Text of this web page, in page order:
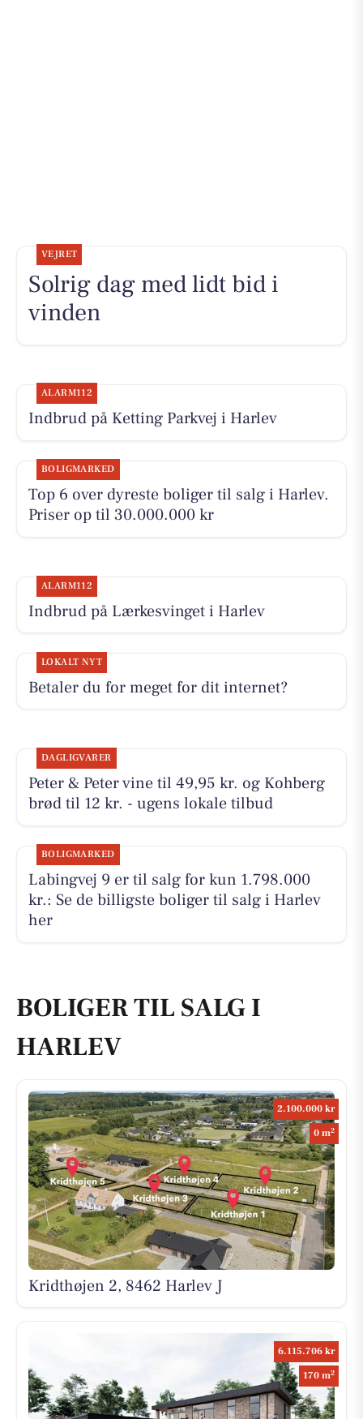
VEJRET
Solrig dag med lidt bid i
vinden
ALARM112
Indbrud på Ketting Parkvej i Harlev
BOLIGMARKED
Top 6 over dyreste boliger til salg i Harlev.
Priser op til 30.000.000 kr
ALARM112
Indbrud på Lærkesvinget i Harlev
LOKALT NYT
Betaler du for meget for dit internet?
DAGLIGVARER
Peter & Peter vine til 49,95 kr. og Kohberg
brød til 12 kr. - ugens lokale tilbud
BOLIGMARKED
Labingvej 9 er til salg for kun 1.798.000
kr.: Se de billigste boliger til salg i Harlev
her
BOLIGER TIL SALG I
HARLEV
2.100.000 kr
0 m2
Kridthøjen 2, 8462 Harlev J
6.115.706 kr
170 m2